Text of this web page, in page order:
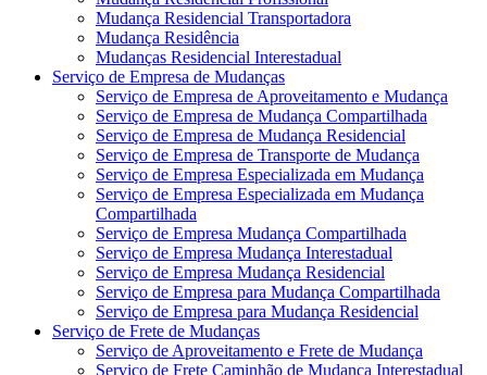
Mudança Residencial Transportadora
Mudança Residência
Mudanças Residencial Interestadual
Serviço de Empresa de Mudanças
Serviço de Empresa de Aproveitamento e Mudança
Serviço de Empresa de Mudança Compartilhada
Serviço de Empresa de Mudança Residencial
Serviço de Empresa de Transporte de Mudança
Serviço de Empresa Especializada em Mudança
Serviço de Empresa Especializada em Mudança
Compartilhada
Serviço de Empresa Mudança Compartilhada
Serviço de Empresa Mudança Interestadual
Serviço de Empresa Mudança Residencial
Serviço de Empresa para Mudança Compartilhada
Serviço de Empresa para Mudança Residencial
Serviço de Frete de Mudanças
Serviço de Aproveitamento e Frete de Mudança
Serviço de Frete Caminhão de Mudança Interestadual